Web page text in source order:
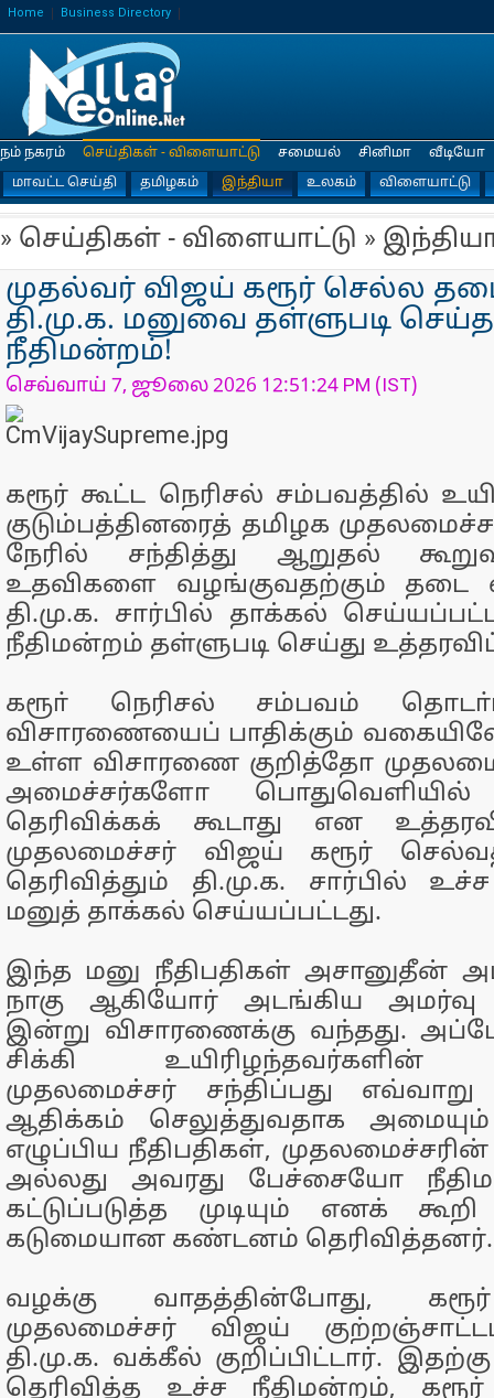
Home Business Directory
நம் நகரம்
செய்திகள் - விளையாட்டு
மாவட்ட செய்தி
தமிழகம் இந்தியா உலகம் விளையாட்டு
சமையல் சினிமா வீடியோ
» செய்திகள் - விளையாட்டு »
முதல்வர் விஜய் கரூர் செல்ல
தி.மு.க. மனுவை தள்ளுபடி
நீதிமன்றம்!
செவ்வாய் 7, ஜூலை 2026 12:51:24 PM (IST)
கரூர் கூட்ட நெரிசல் சம்பவத்தில்
குடும்பத்தினரைத் தமிழக
நேரில் சந்தித்து ஆறுதல்
உதவிகளை வழங்குவதற்கும் தடை
தி.மு.க. சார்பில் தாக்கல்
நீதிமன்றம் தள்ளுபடி செய்து
கரூா் நெரிசல் சம்பவம்
விசாரணையைப் பாதிக்கும்
உள்ள விசாரணை குறித்தோ
அமைச்சர்களோ பொதுவெளியில்
தெரிவிக்கக் கூடாது என
முதலமைச்சர் விஜய் கரூர்
தெரிவித்தும் தி.மு.க. சார்பில்
மனுத் தாக்கல் செய்யப்பட்டது.
இந்த மனு நீதிபதிகள் அசானுதீன்
நாகு ஆகியோர் அடங்கிய அமர்வு
இன்று விசாரணைக்கு வந்தது.
சிக்கி உயிரிழந்தவர்களின்
முதலமைச்சர் சந்திப்பது எவ்வாறு
ஆதிக்கம் செலுத்துவதாக
எழுப்பிய நீதிபதிகள்,
அல்லது அவரது பேச்சையோ
கட்டுப்படுத்த முடியும் எனக் கூறி
கடுமையான கண்டனம் தெரிவித்தனர்.
வழக்கு வாதத்தின்போது,
முதலமைச்சர் விஜய்
தி.மு.க. வக்கீல் குறிப்பிட்டார். இதற்கு
தெரிவித்த உச்ச நீதிமன்றம்,